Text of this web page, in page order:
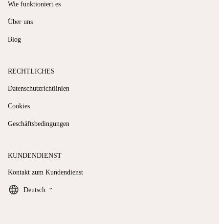
Wie funktioniert es
Über uns
Blog
RECHTLICHES
Datenschutzrichtlinien
Cookies
Geschäftsbedingungen
KUNDENDIENST
Kontakt zum Kundendienst
Deutsch keyboard_arrow_down